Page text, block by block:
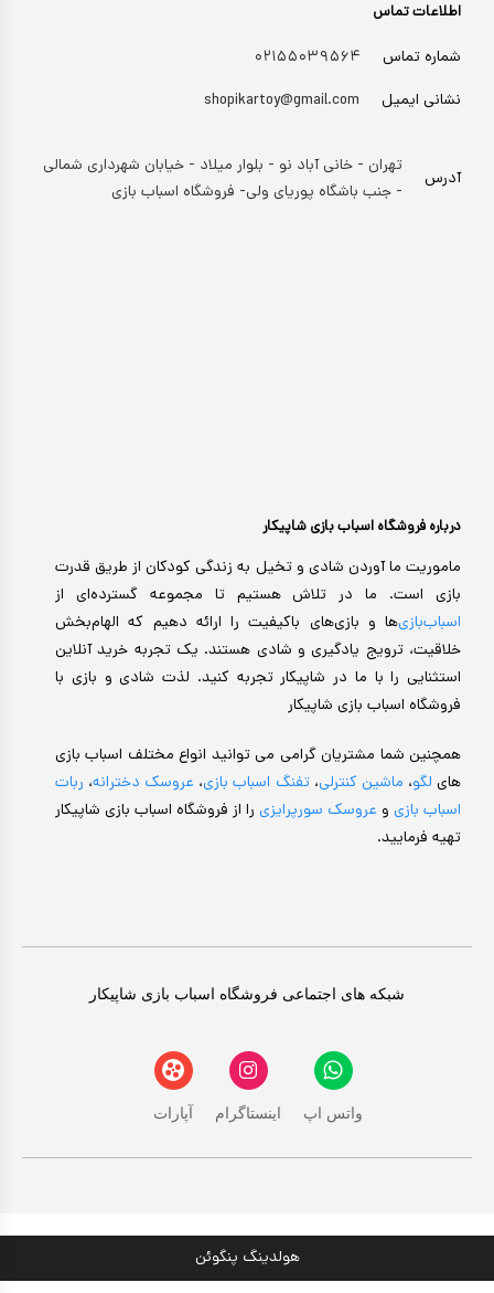
درباره فروشگاه اسباب بازی شاپیکار
ماموریت ما آوردن شادی و تخیل به زندگی کودکان از طریق قدرت
بازی است. ما در تلاش هستیم تا مجموعه گسترده‌ای از
اسباب‌بازی‌ها و بازی‌های باکیفیت را ارائه دهیم که الهام‌بخش
خلاقیت، ترویج یادگیری و شادی هستند. یک تجربه خرید آنلاین
استثنایی را با ما در شاپیکار تجربه کنید. لذت شادی و بازی با
فروشگاه اسباب بازی شاپیکار
همچنین شما مشتریان گرامی می توانید انواع مختلف اسباب بازی
های لگو، ماشین کنترلی،تفنگ اسباب بازی، عروسک دخترانه، ربات
اسباب بازی و عروسک سورپرایزی را از فروشگاه اسباب بازی شاپیکار
تهیه فرمایید.
اطلاعات تماس
شماره تماس
۰۲۱۵۵۰۳۹۵۶۴
نشانی ایمیل
shopikartoy@gmail.com
آدرس
تهران - خانی آباد نو - بلوار میلاد - خیابان شهرداری شمالی
- جنب باشگاه پوریای ولی- فروشگاه اسباب بازی
شبکه های اجتماعی فروشگاه اسباب بازی شاپیکار
واتس اپ اینستاگرام آپارات
هولدینگ پنگوئن